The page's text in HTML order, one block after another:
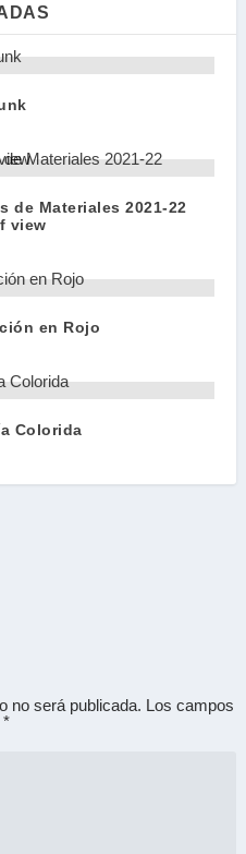
de Materiales 2021-22
view
en Rojo
Colorida
no será publicada. Los campos
*